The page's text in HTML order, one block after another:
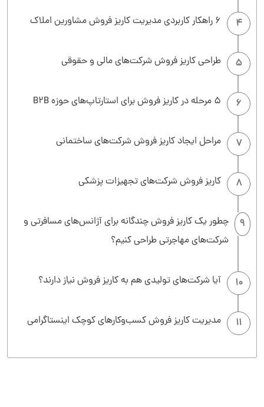
4 6 راهکار کاربردی مدیریت کاریز فروش مشاورین املاک
5 طراحی کاریز فروش شرکت‌های مالی و حقوقی
6 5 مرحله در کاریز فروش برای استارتاپ‌های حوزه B2B
7 مراحل ایجاد کاریز فروش شرکت‌های ساختمانی
8 کاریز فروش شرکت‌های تجهیزات پزشکی
9
چطور یک کاریز فروش چندگانه برای آژانس‌های مسافرتی و
شرکت‌های مهاجرتی طراحی کنیم؟
10 آیا شرکت‌های تولیدی هم به کاریز فروش نیاز دارند؟
11 مدیریت کاریز فروش کسب‌وکارهای کوچک اینستاگرامی